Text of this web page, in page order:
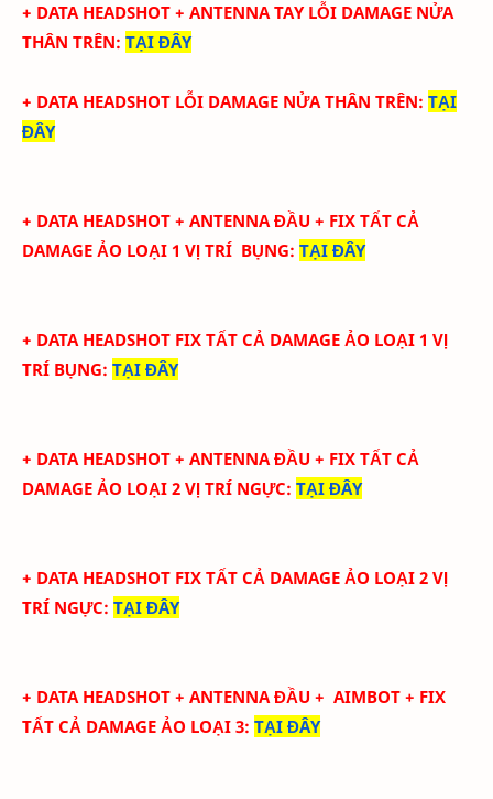
+ DATA HEADSHOT + ANTENNA TAY LỖI DAMAGE NỬA
THÂN TRÊN: TẠI ĐÂY
+ DATA HEADSHOT LỖI DAMAGE NỬA THÂN TRÊN: TẠI
ĐÂY
+ DATA HEADSHOT + ANTENNA ĐẦU + FIX TẤT CẢ
DAMAGE ẢO LOẠI 1 VỊ TRÍ BỤNG: TẠI ĐÂY
+ DATA HEADSHOT FIX TẤT CẢ DAMAGE ẢO LOẠI 1 VỊ
TRÍ BỤNG: TẠI ĐÂY
+ DATA HEADSHOT + ANTENNA ĐẦU + FIX TẤT CẢ
DAMAGE ẢO LOẠI 2 VỊ TRÍ NGỰC: TẠI ĐÂY
+ DATA HEADSHOT FIX TẤT CẢ DAMAGE ẢO LOẠI 2 VỊ
TRÍ NGỰC: TẠI ĐÂY
+ DATA HEADSHOT + ANTENNA ĐẦU + AIMBOT + FIX
TẤT CẢ DAMAGE ẢO LOẠI 3: TẠI ĐÂY